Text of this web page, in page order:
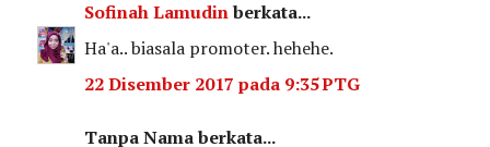
Sofinah Lamudinberkata...
Ha'a.. biasala promoter. hehehe.
22 Disember 2017 pada 9:35 PTG
Tanpa Nama berkata...